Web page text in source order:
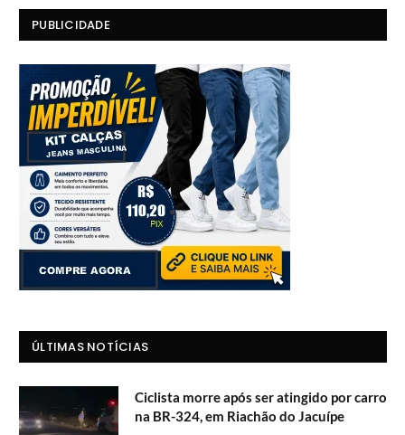
PUBLICIDADE
ÚLTIMAS NOTÍCIAS
Ciclista morre após ser atingido por carro
na BR-324, em Riachão do Jacuípe